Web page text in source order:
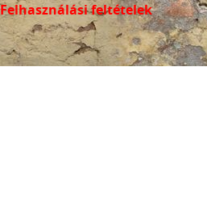
Felhasználási feltételek